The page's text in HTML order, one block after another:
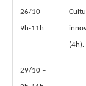
26/10 –
9h-11h
(4h).
29/10 –